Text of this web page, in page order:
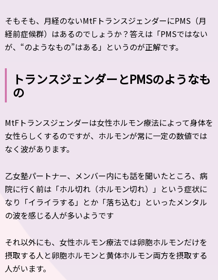
そもそも、月経のないMtFトランスジェンダーにPMS（月
経前症候群）はあるのでしょうか？答えは「PMSではない
が、“のようなもの”はある」というのが正解です。
トランスジェンダーとPMSのようなも
の
MtFトランスジェンダーは女性ホルモン療法によって身体を
女性らしくするのですが、ホルモンが常に一定の数値では
なく波があります。
乙女塾パートナー、メンバー内にも話を聞いたところ、病
院に行く前は「ホル切れ（ホルモン切れ）」という症状に
なり「イライラする」とか「落ち込む」といったメンタル
の波を感じる人が多いようです
それ以外にも、女性ホルモン療法では卵胞ホルモンだけを
摂取する人と卵胞ホルモンと黄体ホルモン両方を摂取する
人がいます。